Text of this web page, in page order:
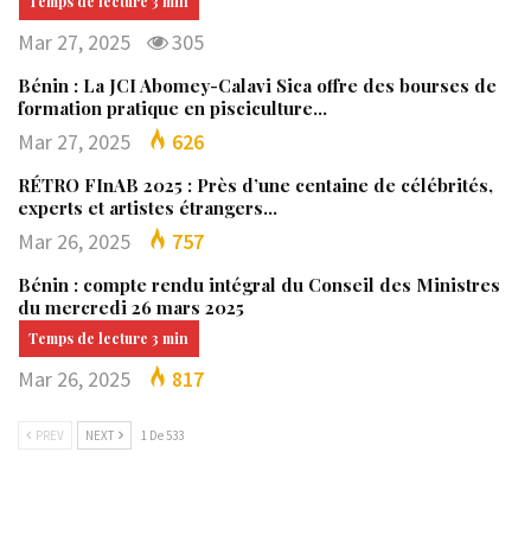
Mar 27, 2025 305
Bénin : La JCI Abomey-Calavi Sica offre des bourses de
formation pratique en pisciculture…
Mar 27, 2025 626
RÉTRO FInAB 2025 : Près d’une centaine de célébrités,
experts et artistes étrangers…
Mar 26, 2025 757
Bénin : compte rendu intégral du Conseil des Ministres
du mercredi 26 mars 2025
Mar 26, 2025 817
PREV NEXT 1 De 533